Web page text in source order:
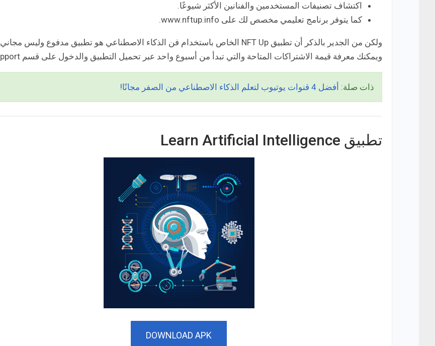
اكتشاف تصنيفات المستخدمين والفنانين الأكثر شيوعًا.
كما يتوفر برنامج تعليمي مخصص لك على www.nftup.info.
ولكن من الجدير بالذكر أن تطبيق NFT Up الخاص باستخدام فن الذكاء الاصطناعي هو تطبيق مدفوع وليس مجاني
ويمكنك معرفة قيمة الاشتراكات المتاحة والتي تبدأ من أسبوع واحد عبر تحميل التطبيق والدخول على قسم Support.
ذات صلة: أفضل 4 قنوات يوتيوب لتعلم الذكاء الاصطناعي من الصفر مجانًا!
تطبيق Learn Artificial Intelligence
DOWNLOAD APK